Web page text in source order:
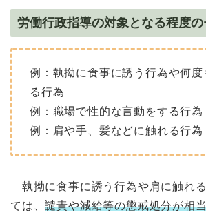
労働行政指導の対象となる程度の
例：執拗に食事に誘う行為や何度
る行為
例：職場で性的な言動をする行為
例：肩や手、髪などに触れる行為
執拗に食事に誘う行為や肩に触れ
ては、譴責や減給等の懲戒処分が相